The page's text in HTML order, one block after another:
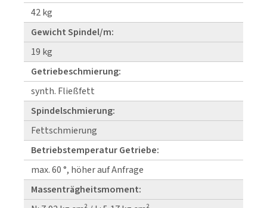
42 kg
Gewicht Spindel/m:
19 kg
Getriebeschmierung:
synth. Fließfett
Spindelschmierung:
Fettschmierung
Betriebstemperatur Getriebe:
max. 60 °, höher auf Anfrage
Massenträgheitsmoment: